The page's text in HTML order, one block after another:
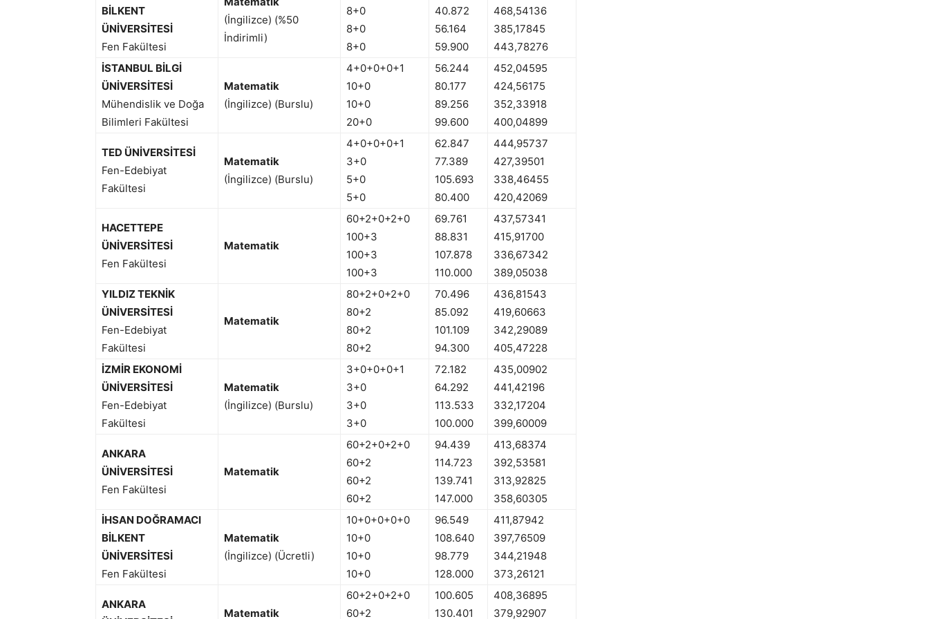
BİLKENT
ÜNİVERSİTESİ
Fen Fakültesi
(İngilizce) (%50
İndirimli)
8+0
8+0
8+0
40.872
56.164
59.900
468,54136
385,17845
443,78276
İSTANBUL BİLGİ
ÜNİVERSİTESİ
Mühendislik ve Doğa
Bilimleri Fakültesi
Matematik
(İngilizce) (Burslu)
4+0+0+0+1
10+0
10+0
20+0
56.244
80.177
89.256
99.600
452,04595
424,56175
352,33918
400,04899
TED ÜNİVERSİTESİ
Fen-Edebiyat
Fakültesi
Matematik
(İngilizce) (Burslu)
4+0+0+0+1
3+0
5+0
5+0
62.847
77.389
105.693
80.400
444,95737
427,39501
338,46455
420,42069
HACETTEPE
ÜNİVERSİTESİ
Fen Fakültesi
Matematik
60+2+0+2+0
100+3
100+3
100+3
69.761
88.831
107.878
110.000
437,57341
415,91700
336,67342
389,05038
YILDIZ TEKNİK
ÜNİVERSİTESİ
Fen-Edebiyat
Fakültesi
Matematik
80+2+0+2+0
80+2
80+2
80+2
70.496
85.092
101.109
94.300
436,81543
419,60663
342,29089
405,47228
İZMİR EKONOMİ
ÜNİVERSİTESİ
Fen-Edebiyat
Fakültesi
Matematik
(İngilizce) (Burslu)
3+0+0+0+1
3+0
3+0
3+0
72.182
64.292
113.533
100.000
435,00902
441,42196
332,17204
399,60009
ANKARA
ÜNİVERSİTESİ
Fen Fakültesi
Matematik
60+2+0+2+0
60+2
60+2
60+2
94.439
114.723
139.741
147.000
413,68374
392,53581
313,92825
358,60305
İHSAN DOĞRAMACI
BİLKENT
ÜNİVERSİTESİ
Fen Fakültesi
Matematik
(İngilizce) (Ücretli)
10+0+0+0+0
10+0
10+0
10+0
96.549
108.640
98.779
128.000
411,87942
397,76509
344,21948
373,26121
ANKARA
Matematik
60+2+0+2+0
60+2
100.605
130.401
408,36895
379,92907